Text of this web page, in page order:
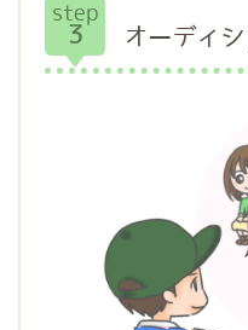
step
3 オーディ